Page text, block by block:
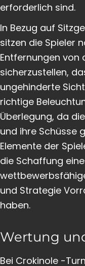
erforderlich sind.
In Bezug auf
sitzen die Spieler
Entfernungen von
sicherzustellen,
ungehinderte
richtige
Überlegung, da
und ihre Schüsse
Elemente der
die Schaffung
und Strategie
haben.
Wertung
Bei Crokinole -